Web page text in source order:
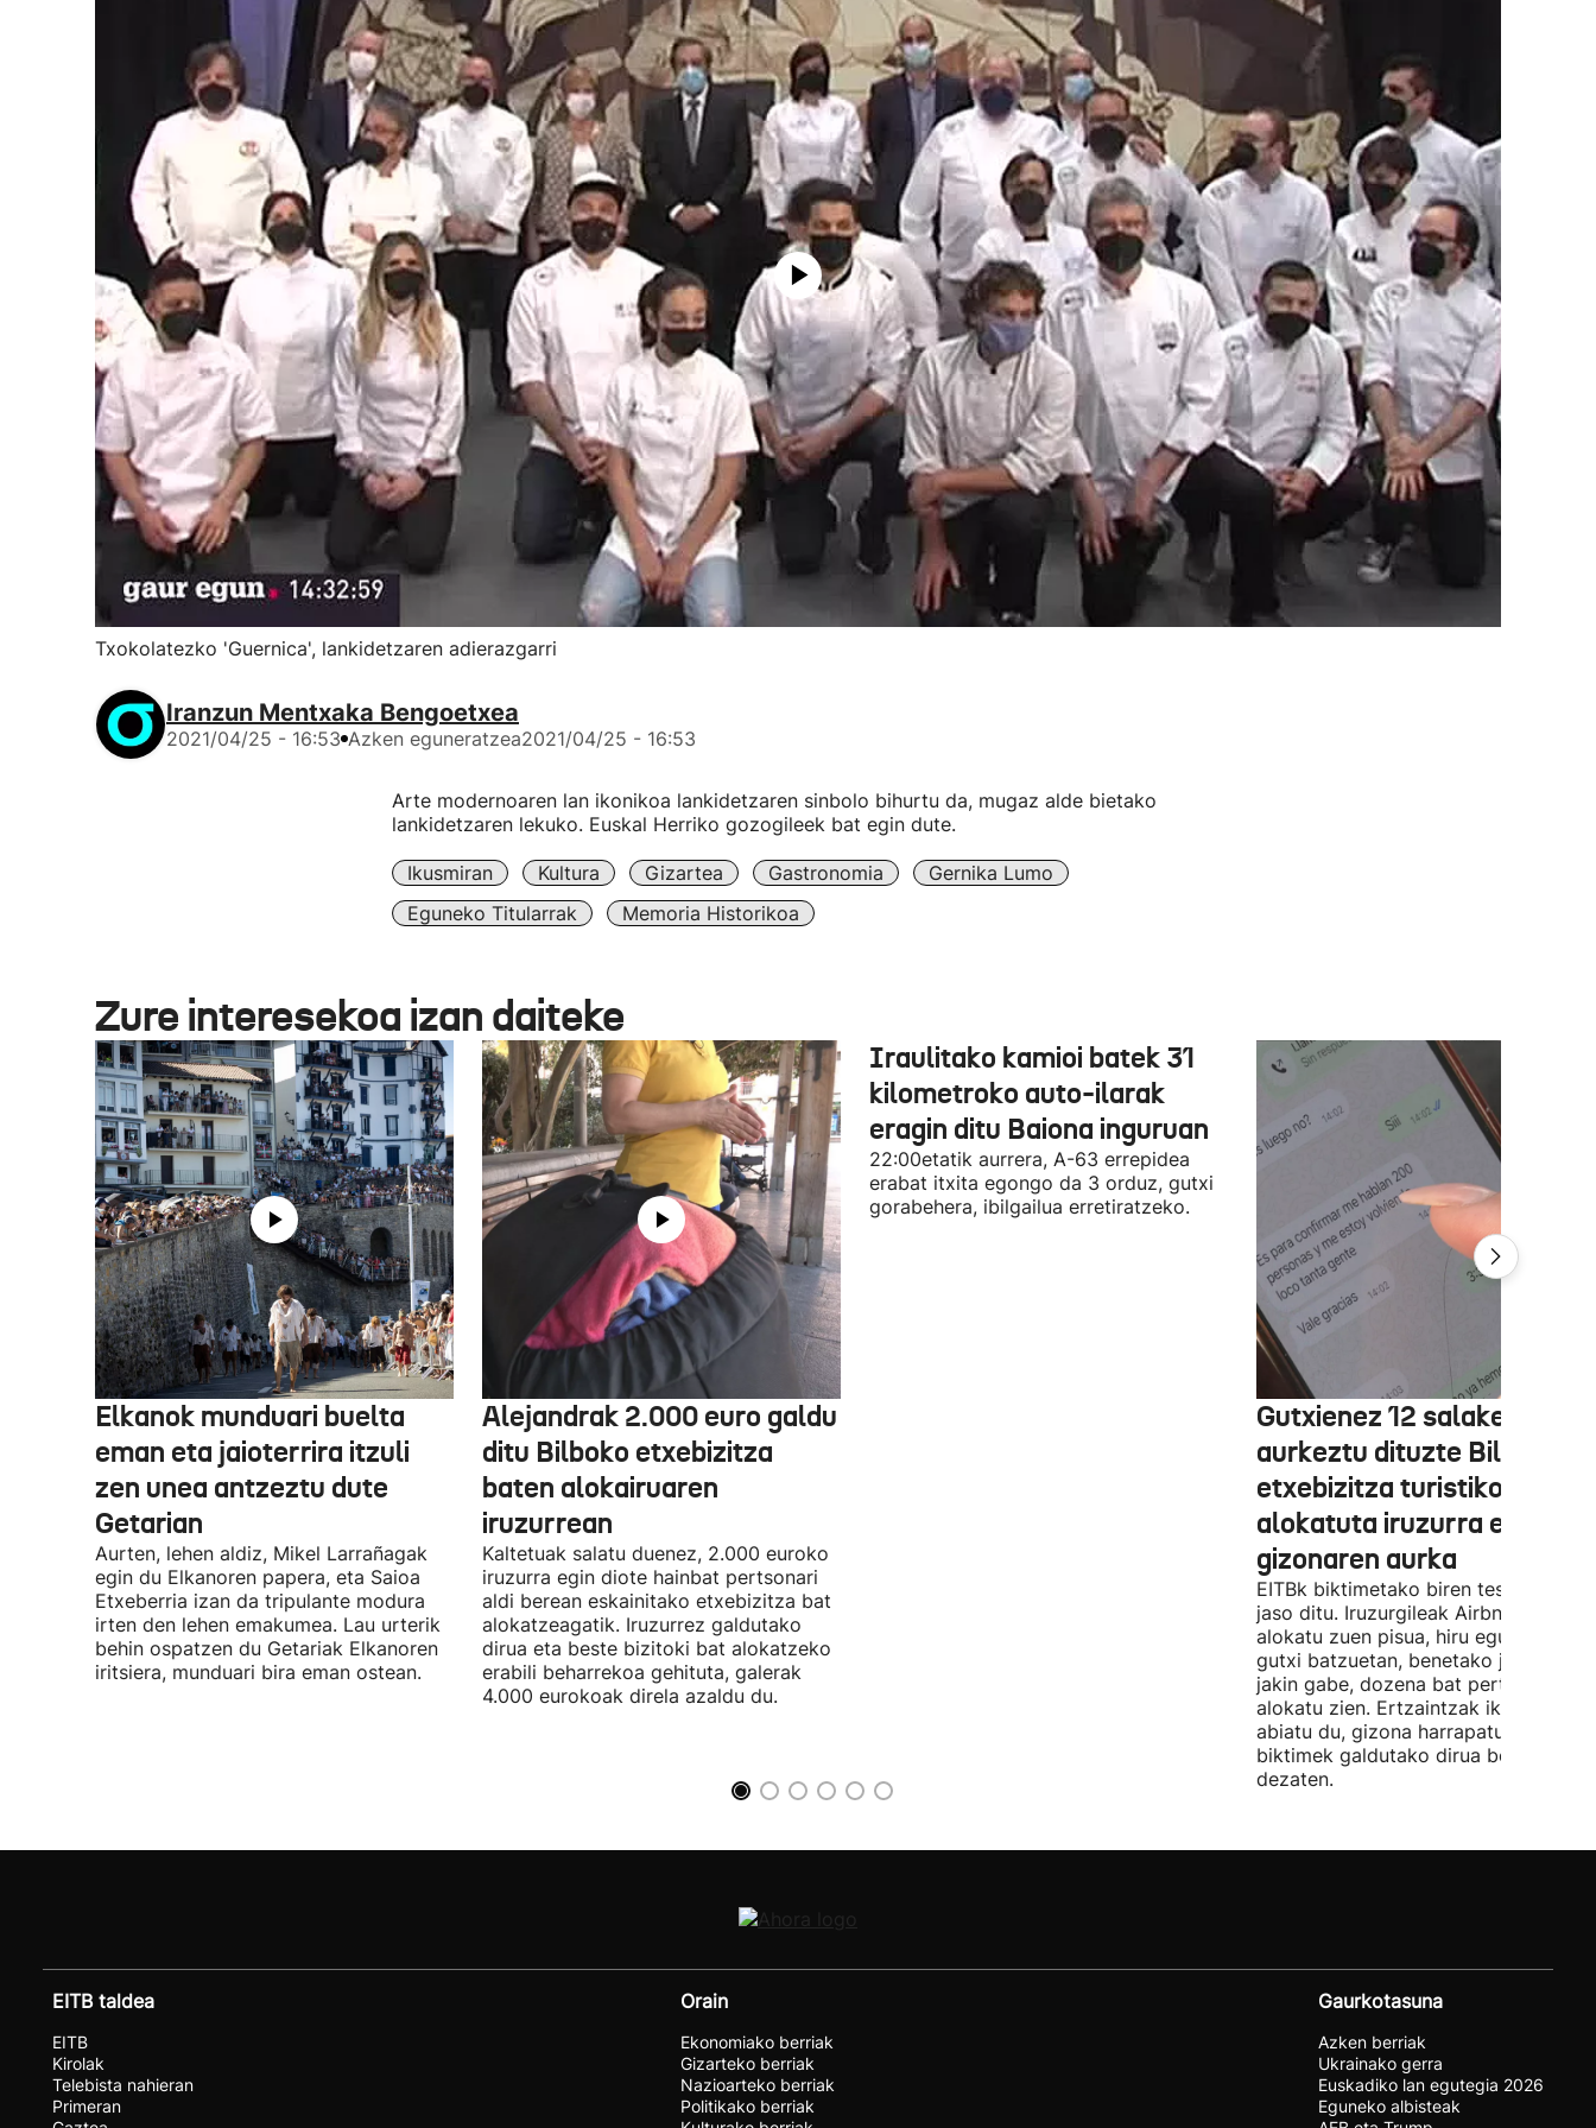
Txokolatezko 'Guernica', lankidetzaren adierazgarri
Iranzun Mentxaka Bengoetxea
2021/04/25 - 16:53 Azken eguneratzea2021/04/25 - 16:53
Arte modernoaren lan ikonikoa lankidetzaren sinbolo bihurtu da, mugaz alde bietako
lankidetzaren lekuko. Euskal Herriko gozogileek bat egin dute.
Ikusmiran Kultura Gizartea Gastronomia
Gernika Lumo
Eguneko Titularrak
Memoria Historikoa
Zure interesekoa izan daiteke
Elkanok munduari buelta
eman eta jaioterrira itzuli
zen unea antzeztu dute
Getarian
Aurten, lehen aldiz, Mikel Larrañagak
egin du Elkanoren papera, eta Saioa
Etxeberria izan da tripulante modura
irten den lehen emakumea. Lau urterik
behin ospatzen du Getariak Elkanoren
iritsiera, munduari bira eman ostean.
Alejandrak 2.000 euro galdu
ditu Bilboko etxebizitza
baten alokairuaren
iruzurrean
Kaltetuak salatu duenez, 2.000 euroko
iruzurra egin diote hainbat pertsonari
aldi berean eskainitako etxebizitza bat
alokatzeagatik. Iruzurrez galdutako
dirua eta beste bizitoki bat alokatzeko
erabili beharrekoa gehituta, galerak
4.000 eurokoak direla azaldu du.
Iraulitako kamioi batek 31
kilometroko auto-ilarak
eragin ditu Baiona inguruan
22:00etatik aurrera, A-63 errepidea
erabat itxita egongo da 3 orduz, gutxi
gorabehera, ibilgailua erretiratzeko.
Gutxienez 12 salaketa
aurkeztu dituzte Bilbon
etxebizitza turistiko bat
alokatuta iruzurra egin
gizonaren aurka
EITBk biktimetako biren testigantzak
jaso ditu. Iruzurgileak Airbnb bidez
alokatu zuen pisua, hiru egunez. Ordu
gutxi batzuetan, benetako jabeak
jakin gabe, dozena bat pertsonari
alokatu zien. Ertzaintzak ikerketa
abiatu du, gizona harrapatu eta
biktimek galdutako dirua berreskura
dezaten.
EITB taldea
EITB
Kirolak
Telebista nahieran
Primeran
Orain
Ekonomiako berriak
Gizarteko berriak
Nazioarteko berriak
Politikako berriak
Gaurkotasuna
Azken berriak
Ukrainako gerra
Euskadiko lan egutegia 2026
Eguneko albisteak